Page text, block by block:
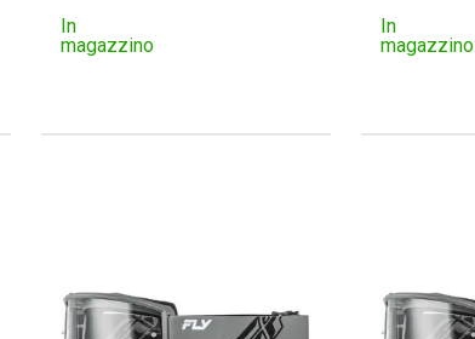
In
magazzino
In
magazzino